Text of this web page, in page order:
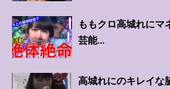
ももクロ高城れにマ
芸能...
高城れにのキレイな